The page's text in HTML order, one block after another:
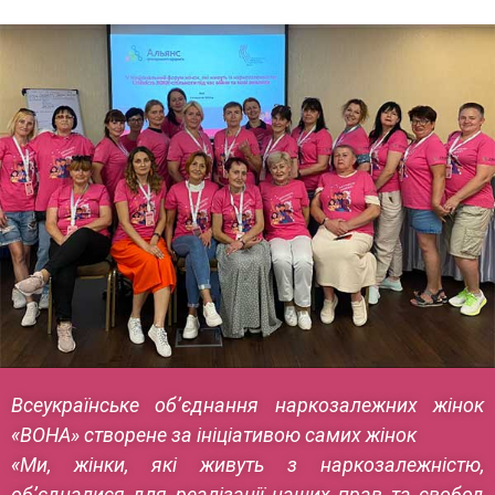
Всеукраїнське об’єднання наркозалежних жінок
«ВОНА» створене за ініціативою самих жінок
«Ми, жінки, які живуть з наркозалежністю,